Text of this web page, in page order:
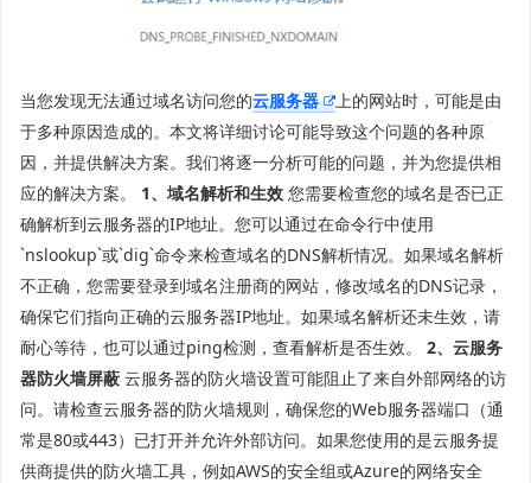
当您发现无法通过域名访问您的云服务器
上的网站时，可能是由
于多种原因造成的。本文将详细讨论可能导致这个问题的各种原
因，并提供解决方案。我们将逐一分析可能的问题，并为您提供相
应的解决方案。 1、域名解析和生效 您需要检查您的域名是否已正
确解析到云服务器的IP地址。您可以通过在命令行中使用
`nslookup`或`dig`命令来检查域名的DNS解析情况。如果域名解析
不正确，您需要登录到域名注册商的网站，修改域名的DNS记录，
确保它们指向正确的云服务器IP地址。如果域名解析还未生效，请
耐心等待，也可以通过ping检测，查看解析是否生效。 2、云服务
器防火墙屏蔽 云服务器的防火墙设置可能阻止了来自外部网络的访
问。请检查云服务器的防火墙规则，确保您的Web服务器端口（通
常是80或443）已打开并允许外部访问。如果您使用的是云服务提
供商提供的防火墙工具，例如AWS的安全组或Azure的网络安全